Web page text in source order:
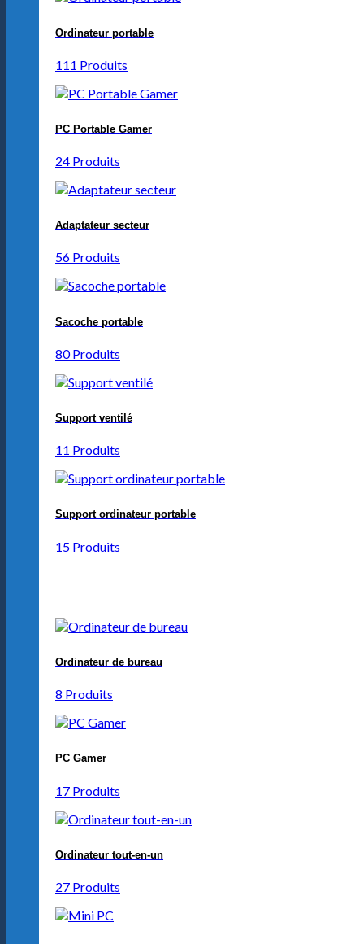
Ordinateur portable
111 Produits
PC Portable Gamer
24 Produits
Adaptateur secteur
56 Produits
Sacoche portable
80 Produits
Support ventilé
11 Produits
Support ordinateur portable
15 Produits
Ordinateur de bureau
8 Produits
PC Gamer
17 Produits
Ordinateur tout-en-un
27 Produits